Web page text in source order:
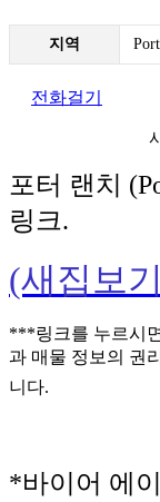
지역
전화걸기
포터 랜치
링크.
(새집보
***링크를 누르시
과 매물 정보의 권
니다.
*바이어 에